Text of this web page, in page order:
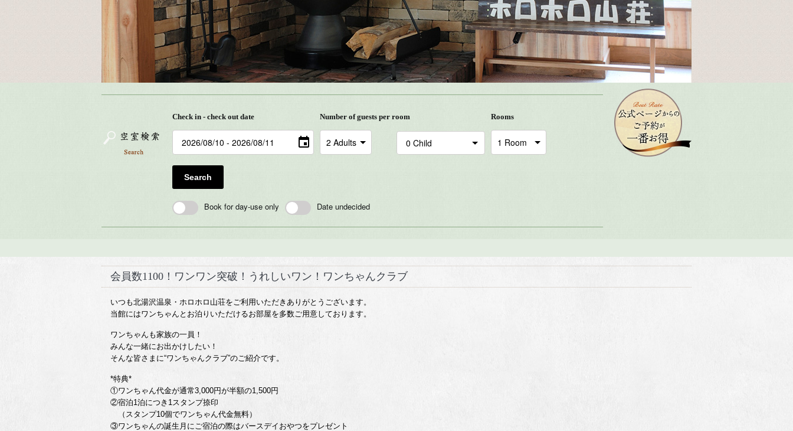
Check in - check out date Number of guests per room Rooms
Search
Book for day-use only Date undecided
会員数1100！ワンワン突破！うれしいワン！ワンちゃんクラブ
いつも北湯沢温泉・ホロホロ山荘をご利用いただきありがとうございます。
当館にはワンちゃんとお泊りいただけるお部屋を多数ご用意しております。
ワンちゃんも家族の一員！
みんな一緒にお出かけしたい！
そんな皆さまに“ワンちゃんクラブ”のご紹介です。
*特典*
①ワンちゃん代金が通常3,000円が半額の1,500円
②宿泊1泊につき1スタンプ捺印
（スタンプ10個でワンちゃん代金無料）
③ワンちゃんの誕生月にご宿泊の際はバースデイおやつをプレゼント